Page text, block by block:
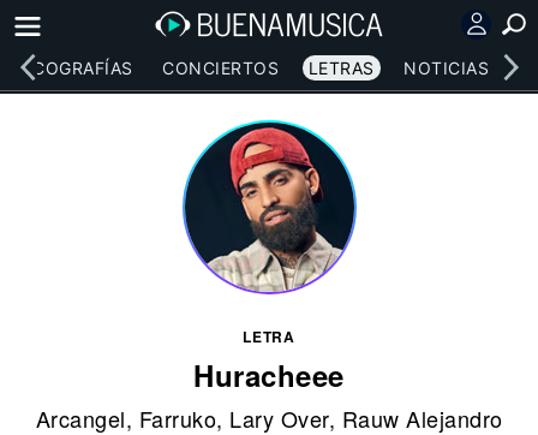
DISCOGRAFÍAS CONCIERTOS LETRAS NOTICIAS
LETRA
Huracheee
Arcangel, Farruko, Lary Over, Rauw Alejandro